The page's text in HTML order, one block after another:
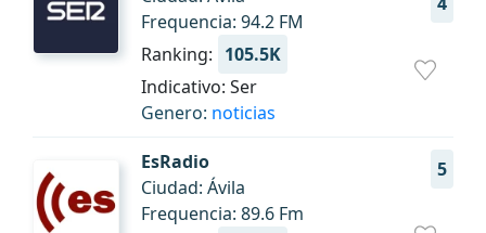
Frequencia: 94.2 FM
Ranking: 105.5K
Indicativo: Ser
Genero: noticias
EsRadio 5
Ciudad: Ávila
Frequencia: 89.6 Fm